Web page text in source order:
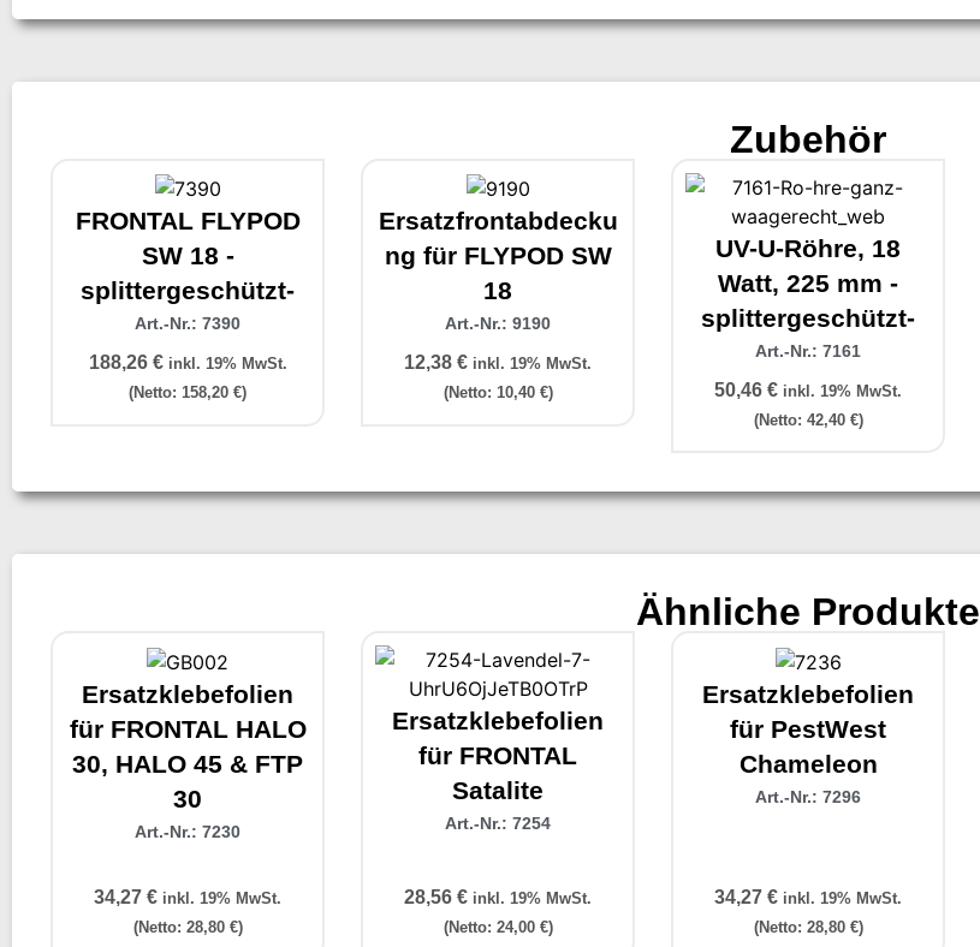
Zubehör
FRONTAL FLYPOD
SW 18 -
splittergeschützt-
Art.-Nr.: 7390
188,26 € inkl. 19% MwSt.
(Netto: 158,20 €)
Ersatzfrontabdecku
ng für FLYPOD SW
18
Art.-Nr.: 9190
12,38 € inkl. 19% MwSt.
(Netto: 10,40 €)
UV-U-Röhre, 18
Watt, 225 mm -
splittergeschützt-
Art.-Nr.: 7161
50,46 € inkl. 19% MwSt.
(Netto: 42,40 €)
Ähnliche Produkte
Ersatzklebefolien
für FRONTAL HALO
30, HALO 45 & FTP
30
Art.-Nr.: 7230
34,27 € inkl. 19% MwSt.
(Netto: 28,80 €)
Ersatzklebefolien
für FRONTAL
Satalite
Art.-Nr.: 7254
28,56 € inkl. 19% MwSt.
(Netto: 24,00 €)
Ersatzklebefolien
für PestWest
Chameleon
Art.-Nr.: 7296
34,27 € inkl. 19% MwSt.
(Netto: 28,80 €)